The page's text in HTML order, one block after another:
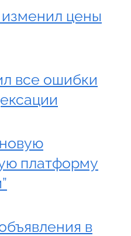
цены
все ошибки
платформу
в